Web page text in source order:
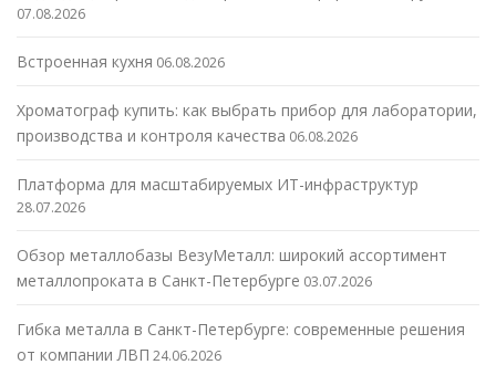
07.08.2026
Встроенная кухня 06.08.2026
Хроматограф купить: как выбрать прибор для лаборатории,
производства и контроля качества 06.08.2026
Платформа для масштабируемых ИТ-инфраструктур
28.07.2026
Обзор металлобазы ВезуМеталл: широкий ассортимент
металлопроката в Санкт-Петербурге 03.07.2026
Гибка металла в Санкт-Петербурге: современные решения
от компании ЛВП 24.06.2026